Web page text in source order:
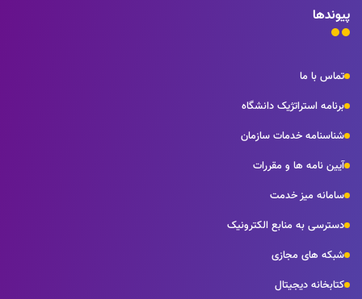
پیوندها
تماس با ما
برنامه استراتژیک دانشگاه
شناسنامه خدمات سازمان
آیین نامه ها و مقررات
سامانه میز خدمت
دسترسی به منابع الکترونیک
شبکه های مجازی
کتابخانه دیجیتال